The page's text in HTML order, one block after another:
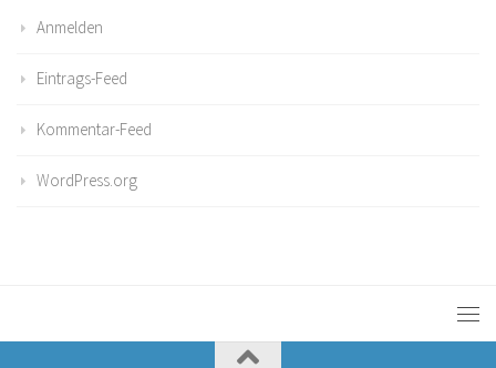
Anmelden
Eintrags-Feed
Kommentar-Feed
WordPress.org